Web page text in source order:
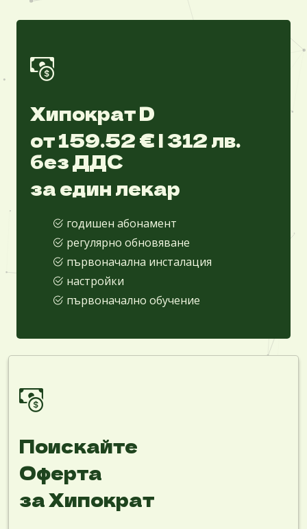
Хипократ D
от 159.52 € | 312 лв.
без ДДС
за един лекар
годишен абонамент
регулярно обновяване
първоначална инсталация
настройки
първоначално обучение
Поискайте
Оферта
за Хипократ